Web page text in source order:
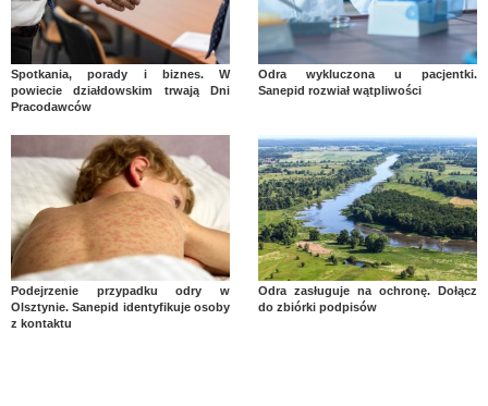
Spotkania, porady i biznes. W
powiecie działdowskim trwają Dni
Pracodawców
Odra wykluczona u pacjentki.
Sanepid rozwiał wątpliwości
Podejrzenie przypadku odry w
Olsztynie. Sanepid identyfikuje osoby
z kontaktu
Odra zasługuje na ochronę. Dołącz
do zbiórki podpisów